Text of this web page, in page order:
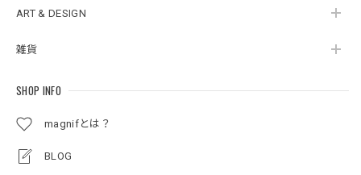
ART & DESIGN
雑貨
SHOP INFO
magnifとは？
BLOG